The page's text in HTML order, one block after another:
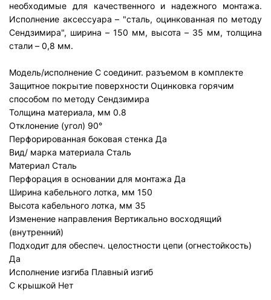
необходимые для качественного и надежного монтажа.
Исполнение аксессуара – "сталь, оцинкованная по методу
Сендзимира", ширина – 150 мм, высота – 35 мм, толщина
стали – 0,8 мм.
Модель/исполнение С соединит. разъемом в комплекте
Защитное покрытие поверхности Оцинковка горячим
способом по методу Сендзимира
Толщина материала, мм 0.8
Отклонение (угол) 90°
Перфорированная боковая стенка Да
Вид/ марка материала Сталь
Материал Сталь
Перфорация в основании для монтажа Да
Ширина кабельного лотка, мм 150
Высота кабельного лотка, мм 35
Изменение направления Вертикально восходящий
(внутренний)
Подходит для обеспеч. целостности цепи (огнестойкость)
Да
Исполнение изгиба Плавный изгиб
С крышкой Нет